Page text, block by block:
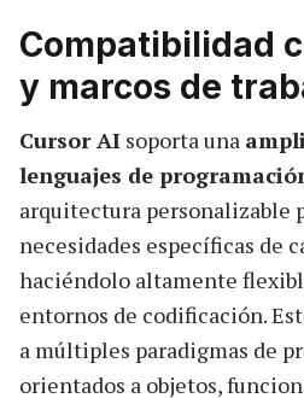
Compatibilidad
y marcos de
Cursor AI soporta una
lenguajes de
arquitectura personalizable
necesidades específicas de
haciéndolo altamente
entornos de codificación.
a múltiples paradigmas de
orientados a objetos,